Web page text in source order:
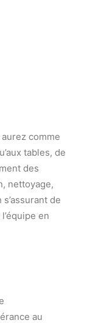
comme
tables, de
des
nettoyage,
de
en
au